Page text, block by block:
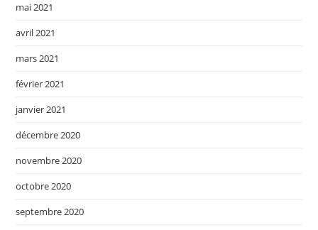
mai 2021
avril 2021
mars 2021
février 2021
janvier 2021
décembre 2020
novembre 2020
octobre 2020
septembre 2020